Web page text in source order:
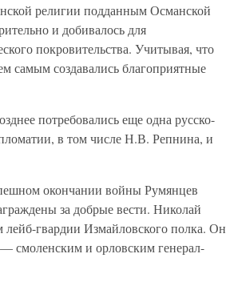
религии подданным Османской
и добивалось для
покровительства. Учитывая, что
самым создавались благоприятные
потребовались еще одна русско-
в том числе Н.В. Репнина, и
окончании войны Румянцев
за добрые вести. Николай
гвардии Измайловского полка. Он
смоленским и орловским генерал-